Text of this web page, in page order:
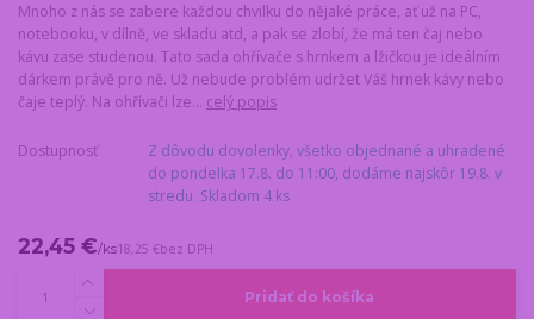
Mnoho z nás se zabere každou chvilku do nějaké práce, ať už na PC,
notebooku, v dílně, ve skladu atd, a pak se zlobí, že má ten čaj nebo
kávu zase studenou. Tato sada ohřívače s hrnkem a lžičkou je ideálním
dárkem právě pro ně. Už nebude problém udržet Váš hrnek kávy nebo
čaje teplý. Na ohřívači lze... celý popis
Dostupnosť
Z dôvodu dovolenky, všetko objednané a uhradené
do pondelka 17.8. do 11:00, dodáme najskôr 19.8. v
stredu. Skladom 4 ks
22,45 €/ks18,25 €bez DPH
Pridať do košíka